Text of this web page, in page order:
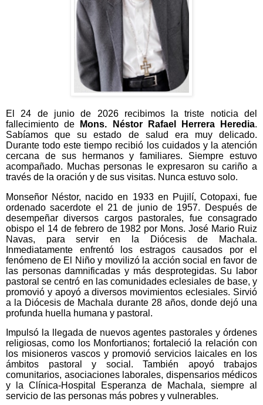
El 24 de junio de 2026 recibimos la triste noticia del
fallecimiento de
Mons. Néstor Rafael Herrera Heredia.
Sabíamos que su estado de salud era muy delicado.
Durante todo este tiempo recibió los cuidados y la atención
cercana de sus hermanos y familiares. Siempre estuvo
acompañado. Muchas personas le expresaron su cariño a
través de la oración y de sus visitas. Nunca estuvo solo.
Monseñor Néstor, nacido en 1933 en Pujilí, Cotopaxi, fue
ordenado sacerdote el 21 de junio de 1957. Después de
desempeñar diversos cargos pastorales, fue consagrado
obispo el 14 de febrero de 1982 por Mons. José Mario Ruiz
Navas, para servir en la Diócesis de Machala.
Inmediatamente enfrentó los estragos causados por el
fenómeno de El Niño y movilizó la acción social en favor de
las personas damnificadas y más desprotegidas. Su labor
pastoral se centró en las comunidades eclesiales de base, y
promovió y apoyó a diversos movimientos eclesiales. Sirvió
a la Diócesis de Machala durante 28 años, donde dejó una
profunda huella humana y pastoral.
Impulsó la llegada de nuevos agentes pastorales y órdenes
religiosas, como los Monfortianos; fortaleció la relación con
los misioneros vascos y promovió servicios laicales en los
ámbitos pastoral y social. También apoyó trabajos
comunitarios, asociaciones laborales, dispensarios médicos
y la Clínica-Hospital Esperanza de Machala, siempre al
servicio de las personas más pobres y vulnerables.